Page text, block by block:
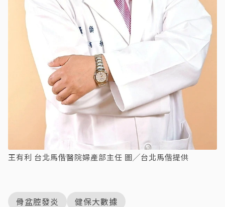
王有利 台北馬偕醫院婦產部主任 圖╱台北馬偕提供
骨盆腔發炎 健保大數據